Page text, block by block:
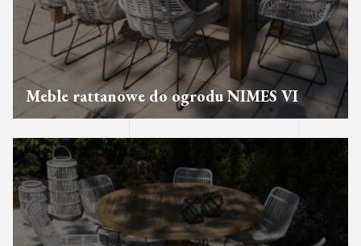
Meble rattanowe do ogrodu NIMES VI